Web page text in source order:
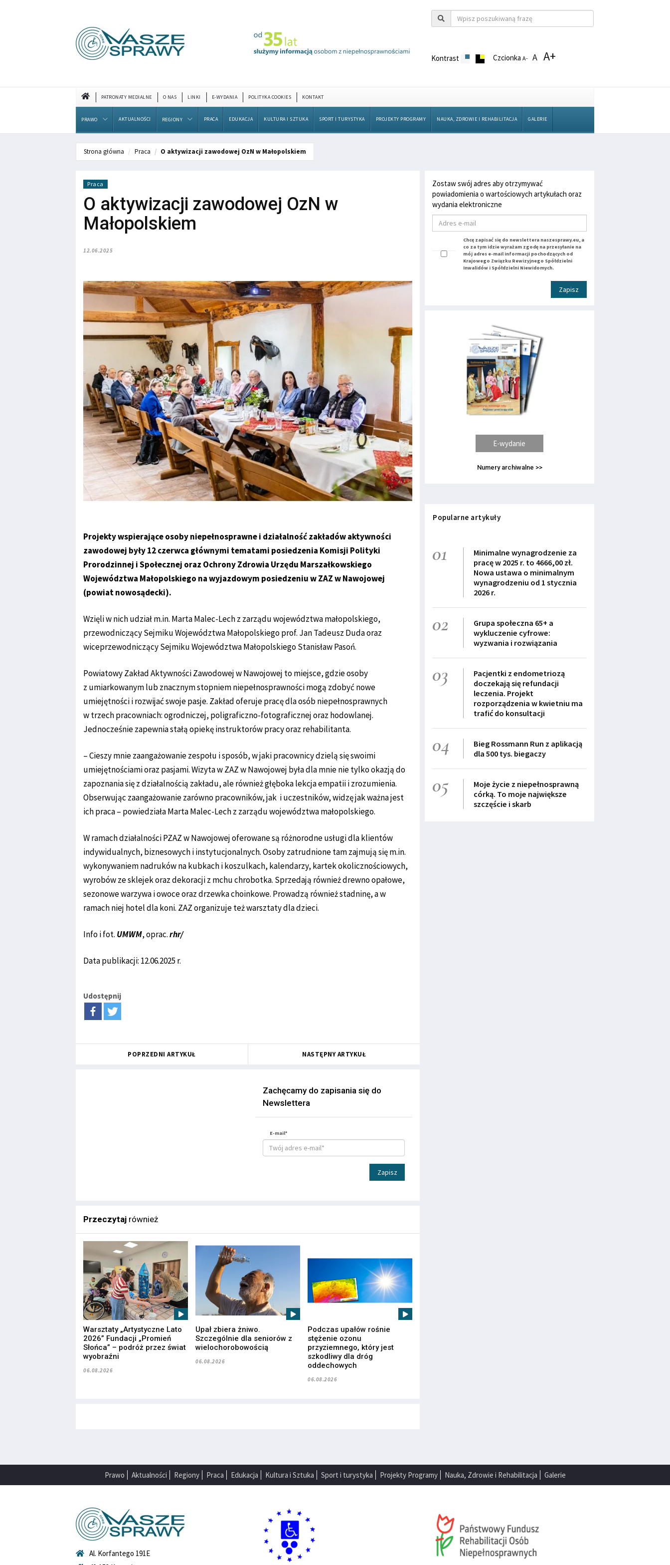
Kontrast CzcionkaA- A A+
PATRONATY MEDIALNE O NAS LINKI E-WYDANIA POLITYKA COOKIES KONTAKT
PRAWO AKTUALNOŚCI REGIONY PRACA EDUKACJA KULTURA I SZTUKA SPORT I TURYSTYKA PROJEKTY PROGRAMY NAUKA, ZDROWIE I REHABILITACJA GALERIE
Strona główna Praca O aktywizacji zawodowej OzN w Małopolskiem
Praca
O aktywizacji zawodowej OzN w
Małopolskiem
12.06.2025
Projekty wspierające osoby niepełnosprawne i działalność zakładów aktywności
zawodowej były 12 czerwca głównymi tematami posiedzenia Komisji Polityki
Prorodzinnej i Społecznej oraz Ochrony Zdrowia Urzędu Marszałkowskiego
Województwa Małopolskiego na wyjazdowym posiedzeniu w ZAZ w Nawojowej
(powiat nowosądecki).
Wzięli w nich udział m.in. Marta Malec-Lech z zarządu województwa małopolskiego,
przewodniczący Sejmiku Województwa Małopolskiego prof. Jan Tadeusz Duda oraz
wiceprzewodniczący Sejmiku Województwa Małopolskiego Stanisław Pasoń.
Powiatowy Zakład Aktywności Zawodowej w Nawojowej to miejsce, gdzie osoby
z umiarkowanym lub znacznym stopniem niepełnosprawności mogą zdobyć nowe
umiejętności i rozwijać swoje pasje. Zakład oferuje pracę dla osób niepełnosprawnych
w trzech pracowniach: ogrodniczej, poligraficzno-fotograficznej oraz hodowlanej.
Jednocześnie zapewnia stałą opiekę instruktorów pracy oraz rehabilitanta.
– Cieszy mnie zaangażowanie zespołu i sposób, w jaki pracownicy dzielą się swoimi
umiejętnościami oraz pasjami. Wizyta w ZAZ w Nawojowej była dla mnie nie tylko okazją do
zapoznania się z działalnością zakładu, ale również głęboka lekcja empatii i zrozumienia.
Obserwując zaangażowanie zarówno pracowników, jak i uczestników, widzę jak ważna jest
ich praca – powiedziała Marta Malec-Lech z zarządu województwa małopolskiego.
W ramach działalności PZAZ w Nawojowej oferowane są różnorodne usługi dla klientów
indywidualnych, biznesowych i instytucjonalnych. Osoby zatrudnione tam zajmują się m.in.
wykonywaniem nadruków na kubkach i koszulkach, kalendarzy, kartek okolicznościowych,
wyrobów ze sklejek oraz dekoracji z mchu chrobotka. Sprzedają również drewno opałowe,
sezonowe warzywa i owoce oraz drzewka choinkowe. Prowadzą również stadninę, a w
ramach niej hotel dla koni. ZAZ organizuje też warsztaty dla dzieci.
Info i fot. UMWM, oprac.rhr/
Data publikacji: 12.06.2025 r.
Udostępnij
POPRZEDNI ARTYKUŁ NASTĘPNY ARTYKUŁ
Zachęcamy do zapisania się do
Newslettera
E-mail*
Zapisz
Przeczytaj również
Warsztaty „Artystyczne Lato
2026” Fundacji „Promień
Słońca” – podróż przez świat
wyobraźni
06.08.2026
Upał zbiera żniwo.
Szczególnie dla seniorów z
wielochorobowością
06.08.2026
Podczas upałów rośnie
stężenie ozonu
przyziemnego, który jest
szkodliwy dla dróg
oddechowych
06.08.2026
Zostaw swój adres aby otrzymywać
powiadomienia o wartościowych artykułach oraz
wydania elektroniczne
Chcę zapisać się do newslettera naszesprawy.eu, a
co za tym idzie wyrażam zgodę na przesyłanie na
mój adres e-mail informacji pochodzących od
Krajowego Związku Rewizyjnego Spółdzielni
Inwalidów i Spółdzielni Niewidomych.
Zapisz
E-wydanie
Numery archiwalne >>
Popularne artykuły
01
Minimalne wynagrodzenie za
pracę w 2025 r. to 4666,00 zł.
Nowa ustawa o minimalnym
wynagrodzeniu od 1 stycznia
2026 r.
02
Grupa społeczna 65+ a
wykluczenie cyfrowe:
wyzwania i rozwiązania
03
Pacjentki z endometriozą
doczekają się refundacji
leczenia. Projekt
rozporządzenia w kwietniu ma
trafić do konsultacji
04
Bieg Rossmann Run z aplikacją
dla 500 tys. biegaczy
05
Moje życie z niepełnosprawną
córką. To moje największe
szczęście i skarb
Prawo Aktualności Regiony Praca Edukacja Kultura i Sztuka Sport i turystyka Projekty Programy Nauka, Zdrowie i Rehabilitacja Galerie
Al. Korfantego 191E